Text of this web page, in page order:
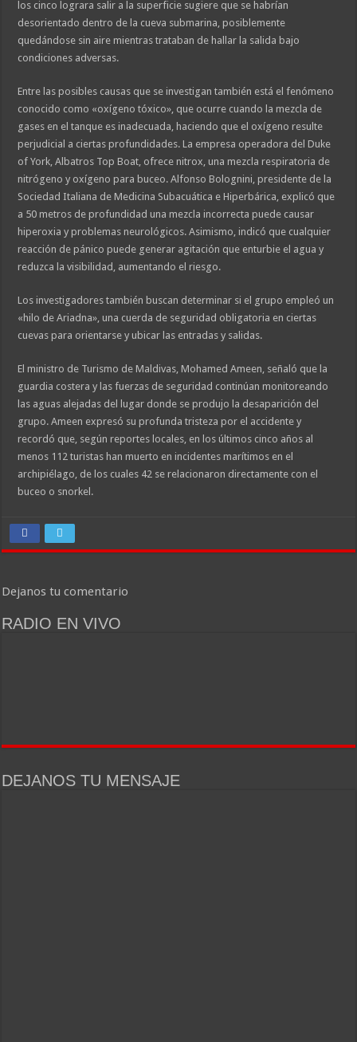
los cinco lograra salir a la superficie sugiere que se habrían
desorientado dentro de la cueva submarina, posiblemente
quedándose sin aire mientras trataban de hallar la salida bajo
condiciones adversas.
Entre las posibles causas que se investigan también está el fenómeno
conocido como «oxígeno tóxico», que ocurre cuando la mezcla de
gases en el tanque es inadecuada, haciendo que el oxígeno resulte
perjudicial a ciertas profundidades. La empresa operadora del Duke
of York, Albatros Top Boat, ofrece nitrox, una mezcla respiratoria de
nitrógeno y oxígeno para buceo. Alfonso Bolognini, presidente de la
Sociedad Italiana de Medicina Subacuática e Hiperbárica, explicó que
a 50 metros de profundidad una mezcla incorrecta puede causar
hiperoxia y problemas neurológicos. Asimismo, indicó que cualquier
reacción de pánico puede generar agitación que enturbie el agua y
reduzca la visibilidad, aumentando el riesgo.
Los investigadores también buscan determinar si el grupo empleó un
«hilo de Ariadna», una cuerda de seguridad obligatoria en ciertas
cuevas para orientarse y ubicar las entradas y salidas.
El ministro de Turismo de Maldivas, Mohamed Ameen, señaló que la
guardia costera y las fuerzas de seguridad continúan monitoreando
las aguas alejadas del lugar donde se produjo la desaparición del
grupo. Ameen expresó su profunda tristeza por el accidente y
recordó que, según reportes locales, en los últimos cinco años al
menos 112 turistas han muerto en incidentes marítimos en el
archipiélago, de los cuales 42 se relacionaron directamente con el
buceo o snorkel.
Dejanos tu comentario
RADIO EN VIVO
DEJANOS TU MENSAJE